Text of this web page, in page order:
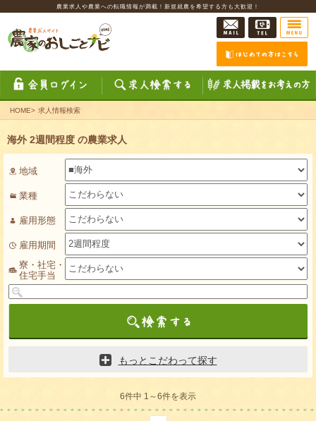
農業求人や農業への転職情報が満載！新規就農を希望する方も大歓迎！
HOME> 求人情報検索
海外 2週間程度 の農業求人
地域
業種
雇用形態
雇用期間
寮・社宅・
住宅手当
もっとこだわって探す
6件中 1～6件を表示